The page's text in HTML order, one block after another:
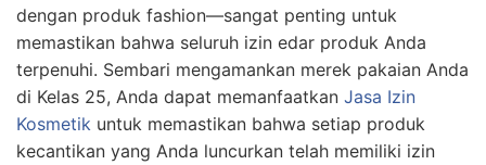
dengan produk fashion—sangat penting untuk
memastikan bahwa seluruh izin edar produk Anda
terpenuhi. Sembari mengamankan merek pakaian Anda
di Kelas 25, Anda dapat memanfaatkan Jasa Izin
Kosmetik untuk memastikan bahwa setiap produk
kecantikan yang Anda luncurkan telah memiliki izin